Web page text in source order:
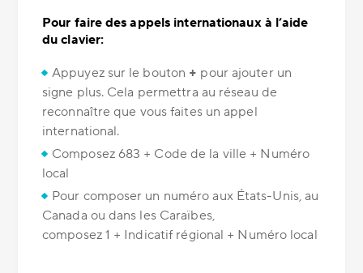
Pour faire des appels internationaux à l’aide
du clavier:
Appuyez sur le bouton + pour ajouter un
signe plus. Cela permettra au réseau de
reconnaître que vous faites un appel
international.
Composez 683 + Code de la ville + Numéro
local
Pour composer un numéro aux États-Unis, au
Canada ou dans les Caraïbes,
composez 1 + Indicatif régional + Numéro local